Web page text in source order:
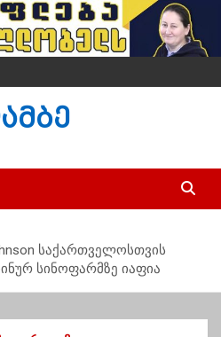
საქართველოსთვის
სინოფარმზე იაფია